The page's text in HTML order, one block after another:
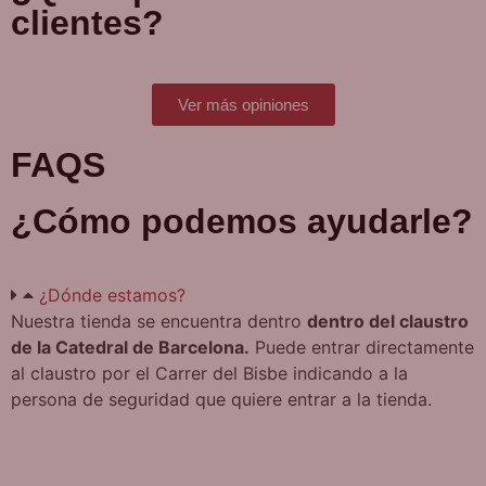
personalidad. Ya sea que lo use para complementar su
valores. Además, se puede combinar perfectamente
con una cadena, puede ver nuestra colección haciendo
click enCadenas
clientes?
Ver más opiniones
FAQS
¿Cómo podemos ayudarle?
¿Dónde estamos?
Nuestra tienda se encuentra dentro dentro del claustro
de la Catedral de Barcelona. Puede entrar directamente
al claustro por el Carrer del Bisbe indicando a la
persona de seguridad que quiere entrar a la tienda.